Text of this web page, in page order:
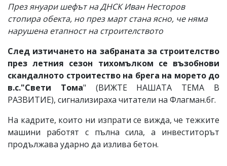
През януари шефът на ДНСК Иван Несторов
стопира обекта, но през март стана ясно, че няма
нарушена етапност на строителството
След изтичането на забраната за строителство
през летния сезон тихомълком се възобнови
скандалното строитество на брега на морето до
в.с."Свети Тома" (ВИЖТЕ НАШАТА ТЕМА В
РАЗВИТИЕ), сигнализираха читатели на Флагман.бг.
На кадрите, които ни изпрати се вижда, че тежките
машини работят с пълна сила, а инвеститорът
продължава ударно да излива бетон.